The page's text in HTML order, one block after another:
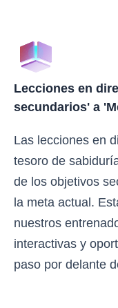
Lecciones en
secundarios' a
Las lecciones en
tesoro de
de los objetivos
la meta actual.
nuestros
interactivas y
paso por delante